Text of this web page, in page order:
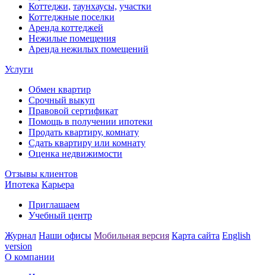
Коттеджи, таунхаусы, участки
Коттеджные поселки
Аренда коттеджей
Нежилые помещения
Аренда нежилых помещений
Услуги
Обмен квартир
Срочный выкуп
Правовой сертификат
Помощь в получении ипотеки
Продать квартиру, комнату
Сдать квартиру или комнату
Оценка недвижимости
Отзывы клиентов
Ипотека Карьера
Приглашаем
Учебный центр
Журнал Наши офисы Мобильная версия Карта сайта English
version
О компании